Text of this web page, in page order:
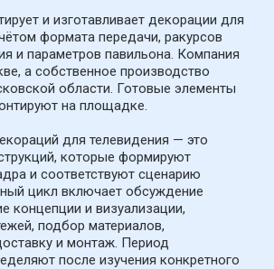
и изготавливает декорации для
формата передачи, ракурсов
и параметров павильона. Компания
а собственное производство
области. Готовые элементы
на площадке.
для телевидения — это
которые формируют
и соответствуют сценарию
цикл включает обсуждение
концепции и визуализации,
подбор материалов,
и монтаж. Период
после изучения конкретного